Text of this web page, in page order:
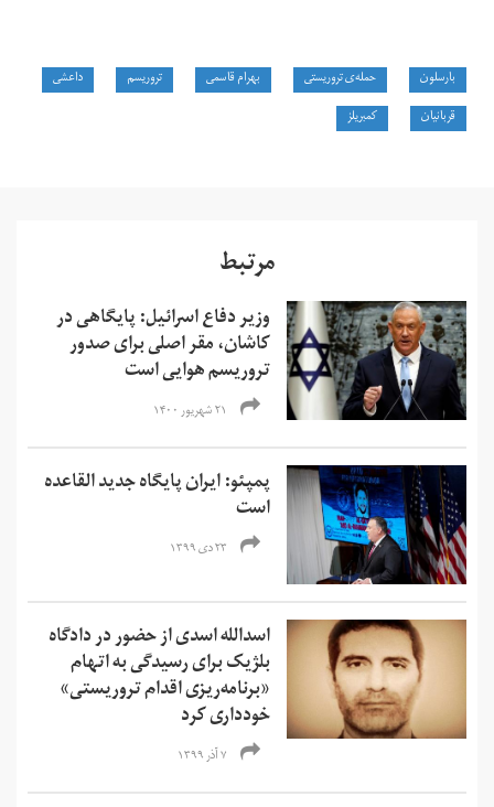
بارسلون حمله‌ی تروریستی بهرام قاسمی تروریسم
داعشی
قربانیان
کمبریلز
مرتبط
وزیر دفاع اسرائیل: پایگاهی در
کاشان، مقر اصلی برای صدور
تروریسم هوایی است
۲۱ شهریور ۱۴۰۰
پمپئو: ایران پایگاه جدید القاعده
است
۲۳ دی ۱۳۹۹
اسدالله اسدی از حضور در دادگاه
بلژیک برای رسیدگی به اتهام
«‌برنامه‌ریزی اقدام تروریستی»
خودداری کرد
۷ آذر ۱۳۹۹